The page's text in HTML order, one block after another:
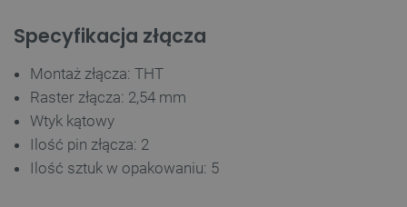
Specyfikacja złącza
Montaż złącza: THT
Raster złącza: 2,54 mm
Wtyk kątowy
Ilość pin złącza: 2
Ilość sztuk w opakowaniu: 5